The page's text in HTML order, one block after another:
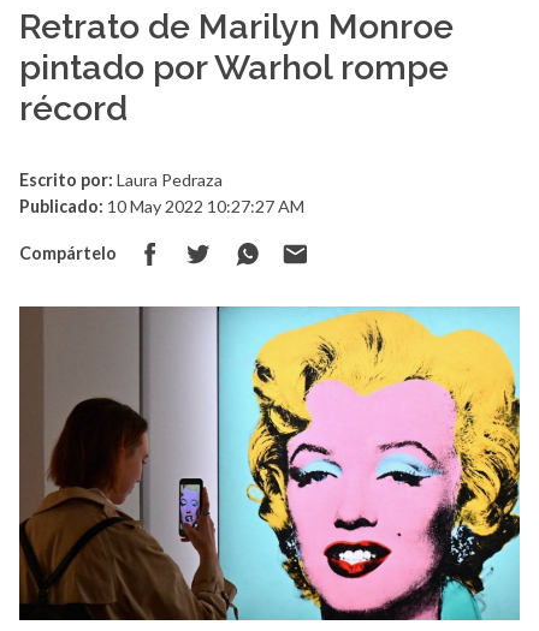
Retrato de Marilyn Monroe
pintado por Warhol rompe
récord
Escrito por: Laura Pedraza
Publicado: 10 May 2022 10:27:27 AM
Compártelo